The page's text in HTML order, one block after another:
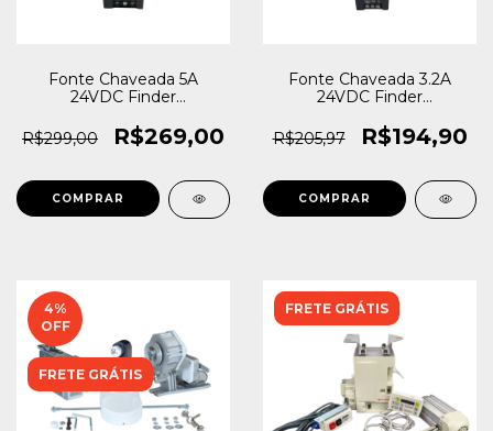
Fonte Chaveada 5A
24VDC Finder
R$299,00
R$269,00
Fonte Chaveada 3.2A
24VDC Finder
R$205,97
R$194,90
4%
OFF
FRETE GRÁTIS
FRETE GRÁTIS